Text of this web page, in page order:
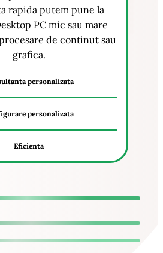
rapida putem pune la
PC mic sau mare
de continut sau
grafica.
personalizata
personalizata
Eficienta